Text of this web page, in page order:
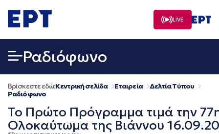
σε
περιεχόμενο
LIVE
Ραδιόφωνο
Βρίσκεστε εδώ:Κεντρική σελίδα Εταιρεία
Δελτία Τύπου
Ραδιόφωνο
Το Πρώτο Πρόγραμμα τιμά την
Ολοκαύτωμα της Βιάννου